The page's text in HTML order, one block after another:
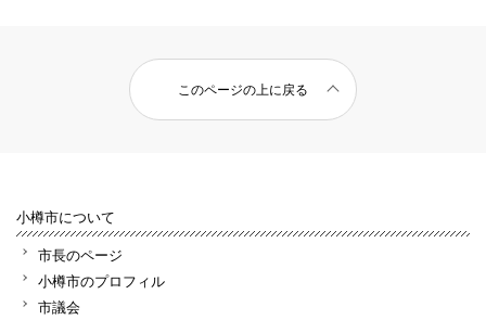
このページの上に戻る
小樽市について
市長のページ
小樽市のプロフィル
市議会